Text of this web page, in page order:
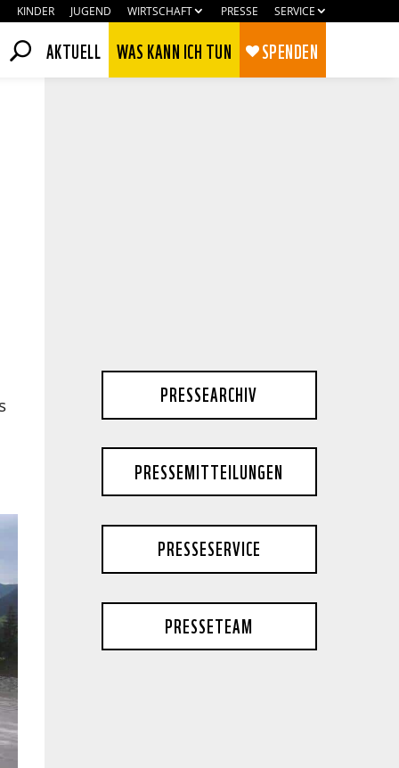
KINDER JUGEND WIRTSCHAFT PRESSE SERVICE
AKTUELL WAS KANN ICH TUN SPENDEN
PRESSEARCHIV
PRESSEMITTEILUNGEN
PRESSESERVICE
PRESSETEAM